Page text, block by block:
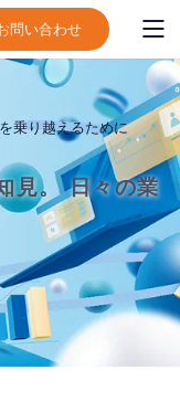
問い合わせ
乗り越えるために
見。日々の業